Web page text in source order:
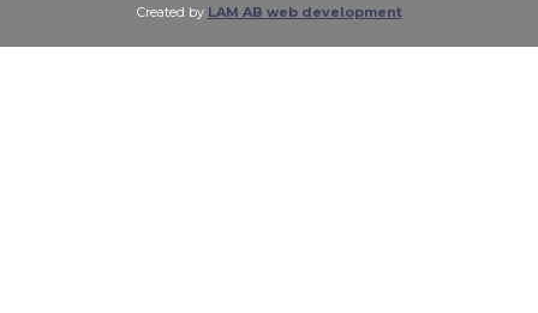
Created by LAM AB web development